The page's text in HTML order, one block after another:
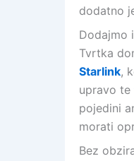
dodatno
Dodajmo
Tvrtka
Starlink,
upravo te
pojedini
morati
Bez